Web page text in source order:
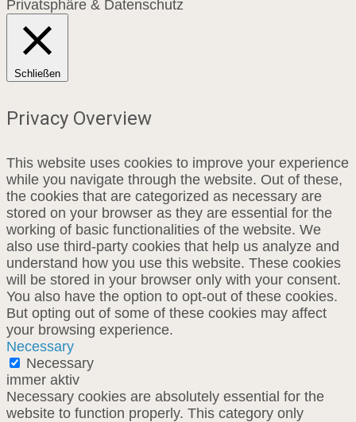
Privatsphäre & Datenschutz
Schließen
Privacy Overview
This website uses cookies to improve your experience
while you navigate through the website. Out of these,
the cookies that are categorized as necessary are
stored on your browser as they are essential for the
working of basic functionalities of the website. We
also use third-party cookies that help us analyze and
understand how you use this website. These cookies
will be stored in your browser only with your consent.
You also have the option to opt-out of these cookies.
But opting out of some of these cookies may affect
your browsing experience.
Necessary
Necessary
immer aktiv
Necessary cookies are absolutely essential for the
website to function properly. This category only